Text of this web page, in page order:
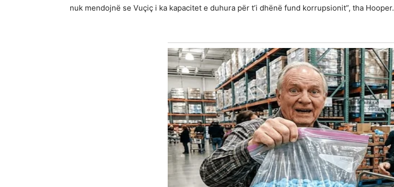
nuk mendojnë se Vuçiç i ka kapacitet e duhura për t’i dhënë fund korrupsionit”, tha Hooper.